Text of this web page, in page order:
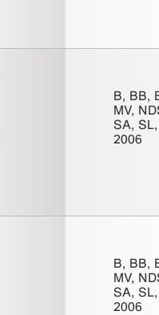
B, BB,
MV,
SA,
2006
B, BB,
MV,
SA,
2006